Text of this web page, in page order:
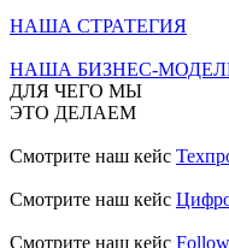
НАША СТРАТЕГИЯ
НАША БИЗНЕС-
ДЛЯ ЧЕГО МЫ
ЭТО ДЕЛАЕМ
Смотрите наш кейс
Смотрите наш кейс
Смотрите наш кейс